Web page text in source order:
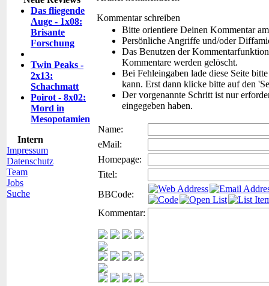
Das fliegende
Auge - 1x08:
Brisante
Forschung
Twin Peaks -
2x13:
Schachmatt
Poirot - 8x02:
Mord in
Mesopotamien
Intern
Impressum
Datenschutz
Team
Jobs
Suche
Kommentar schreiben
Bitte orientiere Deinen Kommentar
Persönliche Angriffe und/oder
Das Benutzen der
Kommentare werden gelöscht.
Bei Fehleingaben lade diese Seite
kann. Erst dann klicke bitte auf den
Der vorgenannte Schritt ist nur
eingegeben haben.
Name:
eMail:
Homepage:
Titel:
BBCode:
Kommentar: